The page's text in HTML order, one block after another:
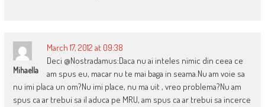
Mihaella
March 17, 2012 at 09:38
Deci @Nostradamus:Daca nu ai inteles nimic din ceea ce
am spus eu, macar nu te mai baga in seama.Nu am voie sa
nu imi placa un om?Nu imi place, nu ma uit , vreo problema?Nu am
spus ca ar trebui sa il aduca pe MRU, am spus ca ar trebui sa incerce